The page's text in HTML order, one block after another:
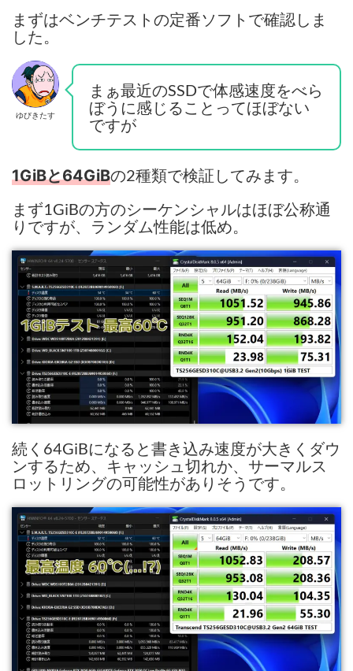
まずはベンチテストの定番ソフトで確認しま
した。
ゆびきたす
まぁ最近のSSDで体感速度をべら
ぼうに感じることってほぼない
ですが
1GiBと64GiBの2種類で検証してみます。
まず1GiBの方のシーケンシャルはほぼ公称通
りですが、ランダム性能は低め。
続く64GiBになると書き込み速度が大きくダウ
ンするため、キャッシュ切れか、サーマルス
ロットリングの可能性がありそうです。